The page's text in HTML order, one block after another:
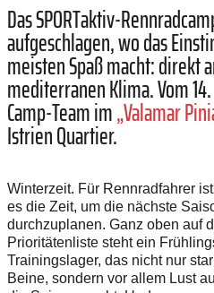
Das SPORTaktiv-
aufgeschlagen, wo das
meisten Spaß macht: direkt
mediterranen Klima. Vom
Camp-Team im„Valamar
Istrien Quartier.
Winterzeit. Für Rennradfahrer ist
es die Zeit, um die nächste
durchzuplanen. Ganz oben auf
Prioritätenliste steht ein
Trainingslager, das nicht nur
Beine, sondern vor allem Lust